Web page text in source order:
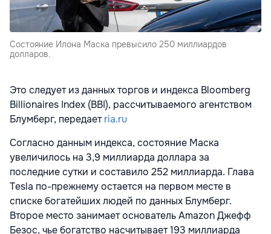
Состояние Илона Маска превысило 250 миллиардов
долларов.
Это следует из данных торгов и индекса Bloomberg
Billionaires Index (BBI), рассчитываемого агентством
Блумберг, передаетria.ru
Согласно данным индекса, состояние Маска
увеличилось на 3,9 миллиарда доллара за
последние сутки и составило 252 миллиарда. Глава
Tesla по-прежнему остается на первом месте в
списке богатейших людей по данных Блумберг.
Второе место занимает основатель Amazon Джефф
Безос, чье богатство насчитывает 193 миллиарда